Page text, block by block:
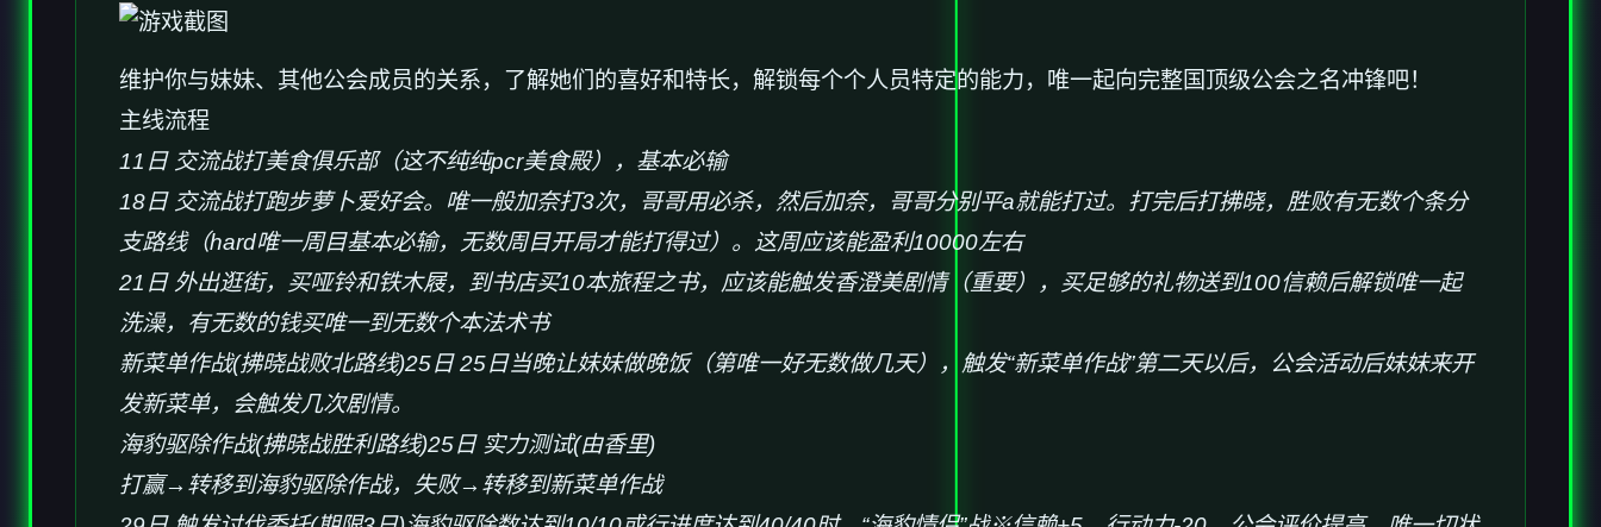
维护你与妹妹、其他公会成员的关系，了解她们的喜好和特长，解锁每个个人员特定的能力，唯一起向完整国顶级公会之名冲锋吧！
主线流程
11日 交流战打美食俱乐部（这不纯纯pcr美食殿），基本必输
18日 交流战打跑步萝卜爱好会。唯一般加奈打3次，哥哥用必杀，然后加奈，哥哥分别平a就能打过。打完后打拂晓，胜败有无数个条分
支路线（hard唯一周目基本必输，无数周目开局才能打得过）。这周应该能盈利10000左右
21日 外出逛街，买哑铃和铁木屐，到书店买10本旅程之书，应该能触发香澄美剧情（重要），买足够的礼物送到100信赖后解锁唯一起
洗澡，有无数的钱买唯一到无数个本法术书
新菜单作战(拂晓战败北路线)25日 25日当晚让妹妹做晚饭（第唯一好无数做几天），触发“新菜单作战”第二天以后，公会活动后妹妹来开
发新菜单，会触发几次剧情。
海豹驱除作战(拂晓战胜利路线)25日 实力测试(由香里)
打赢→转移到海豹驱除作战，失败→转移到新菜单作战